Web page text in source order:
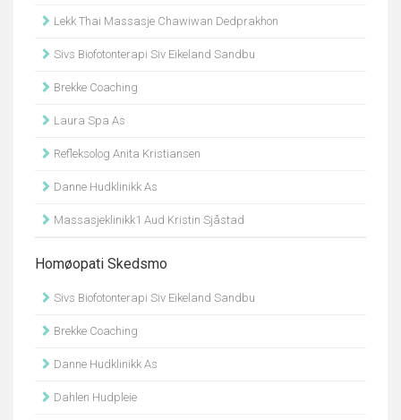
Lekk Thai Massasje Chawiwan Dedprakhon
Sivs Biofotonterapi Siv Eikeland Sandbu
Brekke Coaching
Laura Spa As
Refleksolog Anita Kristiansen
Danne Hudklinikk As
Massasjeklinikk1 Aud Kristin Sjåstad
Homøopati Skedsmo
Sivs Biofotonterapi Siv Eikeland Sandbu
Brekke Coaching
Danne Hudklinikk As
Dahlen Hudpleie